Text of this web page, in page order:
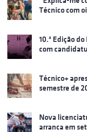
Técnico com
10.ª Edição
com
Técnico+
semestre de
Nova
arranca em